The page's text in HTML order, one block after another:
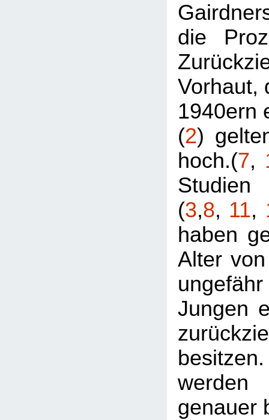
die
Vorhaut,
1940ern
(2)
hoch.(7,
Studien
(3,8, 11,
haben
Alter
Jungen
werden
genauer